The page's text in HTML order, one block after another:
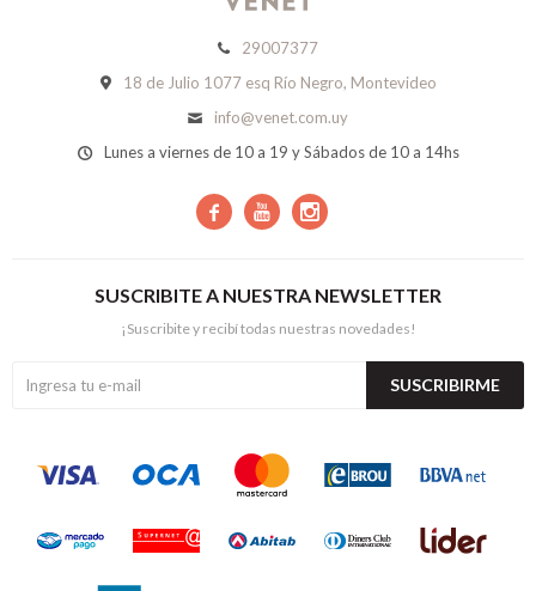
29007377
18 de Julio 1077 esq Río Negro, Montevideo
info@venet.com.uy
Lunes a viernes de 10 a 19 y Sábados de 10 a 14hs
  
SUSCRIBITE A NUESTRA NEWSLETTER
¡Suscribite y recibí todas nuestras novedades!
SUSCRIBIRME